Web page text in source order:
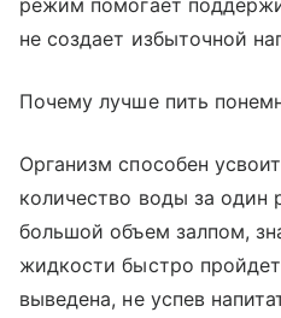
не создает избыточной
Почему лучше пить
Организм способен
количество воды за один
большой объем залпом,
жидкости быстро
выведена, не успев